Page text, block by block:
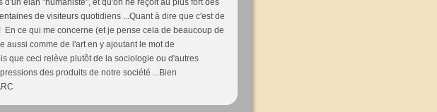
d'un élan "humaniste", et qu'on ne reçoit au plus fort des
de visiteurs quotidiens ...Quant à dire que c'est de
En ce qui me concerne (et je pense cela de beaucoup de
aussi comme de l'art en y ajoutant le mot de
que ceci relève plutôt de la sociologie ou d'autres
des produits de notre société ...Bien